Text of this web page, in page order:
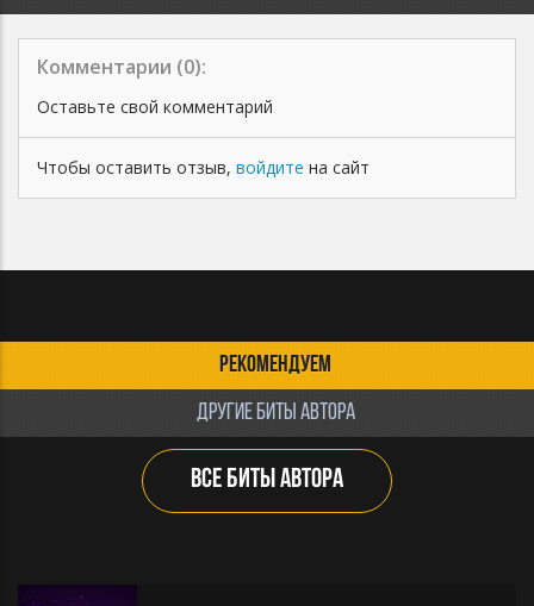
Комментарии (0):
Оставьте свой комментарий
Чтобы оставить отзыв, войдите на сайт
РЕКОМЕНДУЕМ
ДРУГИЕ БИТЫ АВТОРА
ВСЕ БИТЫ АВТОРА